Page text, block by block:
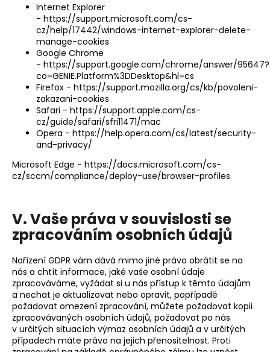
Internet Explorer
- https://support.microsoft.com/cs-
cz/help/17442/windows-internet-explorer-delete-
manage-cookies
Google Chrome
- https://support.google.com/chrome/answer/95647?
co=GENIE.Platform%3DDesktop&hl=cs
Firefox - https://support.mozilla.org/cs/kb/povoleni-
zakazani-cookies
Safari - https://support.apple.com/cs-
cz/guide/safari/sfri11471/mac
Opera - https://help.opera.com/cs/latest/security-
and-privacy/
Microsoft Edge - https://docs.microsoft.com/cs-
cz/sccm/compliance/deploy-use/browser-profiles
V. Vaše práva v souvislosti se
zpracováním osobních údajů
Nařízení GDPR vám dává mimo jiné právo obrátit se na
nás a chtít informace, jaké vaše osobní údaje
zpracováváme, vyžádat si u nás přístup k těmto údajům
a nechat je aktualizovat nebo opravit, popřípadě
požadovat omezení zpracování, můžete požadovat kopii
zpracovávaných osobních údajů, požadovat po nás
v určitých situacích výmaz osobních údajů a v určitých
případech máte právo na jejich přenositelnost. Proti